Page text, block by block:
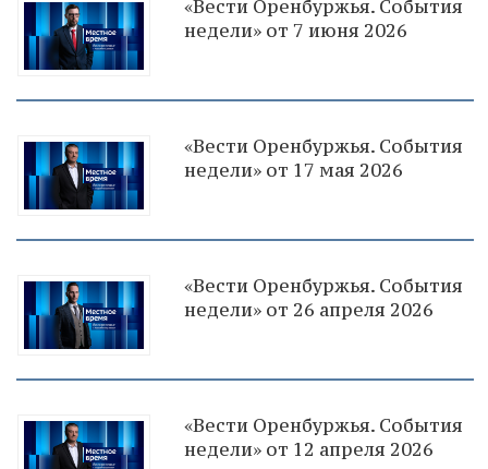
«Вести Оренбуржья. События
недели» от 7 июня 2026
«Вести Оренбуржья. События
недели» от 17 мая 2026
«Вести Оренбуржья. События
недели» от 26 апреля 2026
«Вести Оренбуржья. События
недели» от 12 апреля 2026